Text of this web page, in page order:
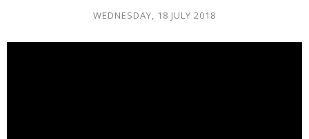
WEDNESDAY, 18 JULY 2018